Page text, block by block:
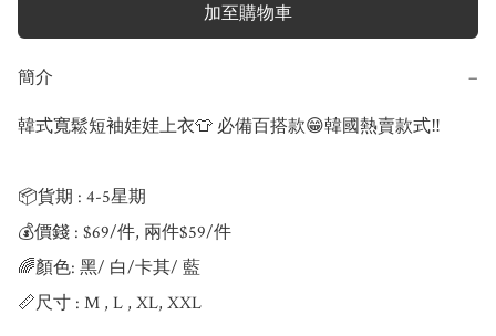
加至購物車
簡介 −
韓式寬鬆短袖娃娃上衣👕 必備百搭款😁韓國熱賣款式‼️
📦貨期 : 4-5星期
💰價錢 : $69/件, 兩件$59/件
🌈顏色: 黑/ 白/卡其/ 藍
📏尺寸 : M , L , XL, XXL